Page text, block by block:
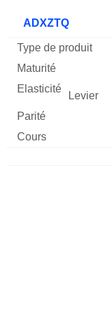
Mnemo Type produit
ADXZTQ